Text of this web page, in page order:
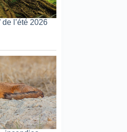
de l’été 2026